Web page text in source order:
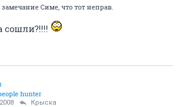
Симе, что тот неправ.
сошли?!!!!
hunter
Крыска